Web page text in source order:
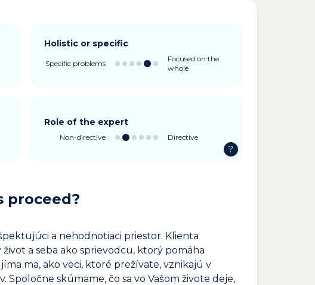
Holistic or specific
Specific problems
Focused on the
whole
Role of the expert
Non-directive Directive
?
proceed?
a nehodnotiaci priestor. Klienta
a seba ako sprievodcu, ktorý pomáha
ma, ako veci, ktoré prežívate, vznikajú v
Spoločne skúmame, čo sa vo Vašom živote deje,